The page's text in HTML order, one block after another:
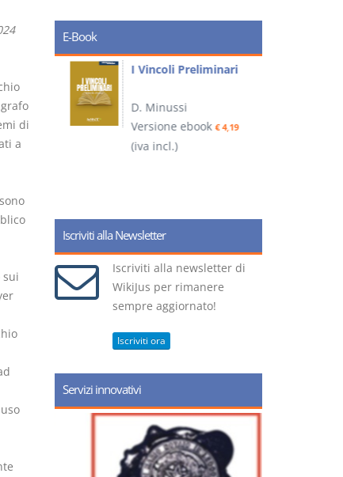
di
a
sui
E-Book
€ 5,99
I Vincoli Preliminari
D. Minussi
Versione ebook € 4,19
(iva incl.)
Iscriviti alla Newsletter
Iscriviti alla newsletter di
WikiJus per rimanere
sempre aggiornato!
Iscriviti ora
Servizi innovativi